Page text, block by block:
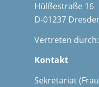
Hülßestraße 16
D-01237
Vertreten
Kontakt
Sekretariat